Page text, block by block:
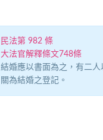
民法第 982 條
大法官解釋條文748條
結婚應以書面為之，有二
關為結婚之登記。